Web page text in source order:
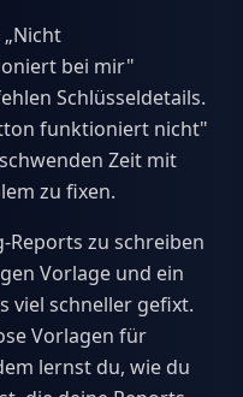
bei mir"
Schlüsseldetails.
funktioniert nicht"
Zeit mit
zu fixen.
Reports zu schreiben
Vorlage und ein
viel schneller gefixt.
Vorlagen für
lernst du, wie du